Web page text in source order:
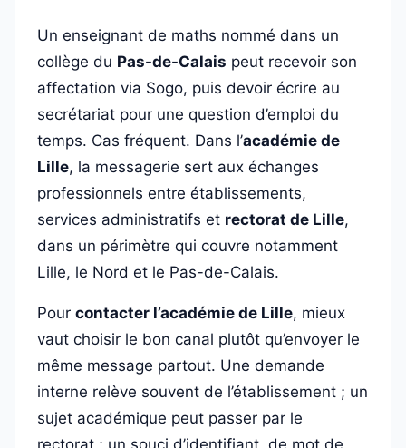
Un enseignant de maths nommé dans un
collège du Pas-de-Calais peut recevoir son
affectation via Sogo, puis devoir écrire au
secrétariat pour une question d’emploi du
temps. Cas fréquent. Dans l’académie de
Lille, la messagerie sert aux échanges
professionnels entre établissements,
services administratifs et rectorat de Lille,
dans un périmètre qui couvre notamment
Lille, le Nord et le Pas-de-Calais.
Pour contacter l’académie de Lille, mieux
vaut choisir le bon canal plutôt qu’envoyer le
même message partout. Une demande
interne relève souvent de l’établissement ; un
sujet académique peut passer par le
rectorat ; un souci d’identifiant, de mot de